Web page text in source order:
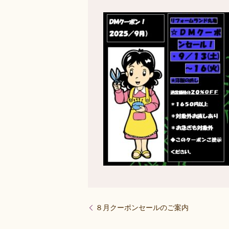
８月クーポンセールのご案内